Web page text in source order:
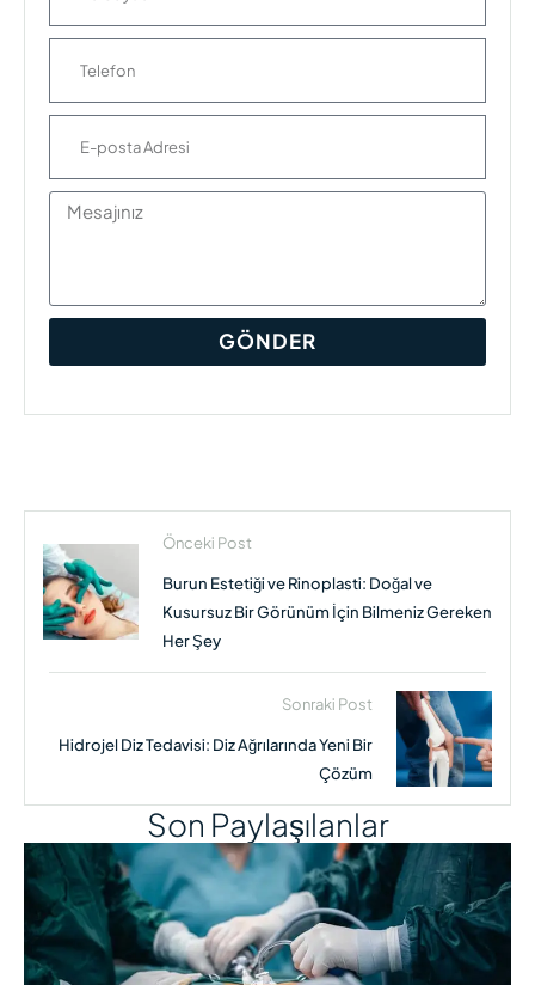
GÖNDER
Önceki Post
Burun Estetiği ve Rinoplasti: Doğal ve
Kusursuz Bir Görünüm İçin Bilmeniz Gereken
Her Şey
Sonraki Post
Hidrojel Diz Tedavisi: Diz Ağrılarında Yeni Bir
Çözüm
Son Paylaşılanlar